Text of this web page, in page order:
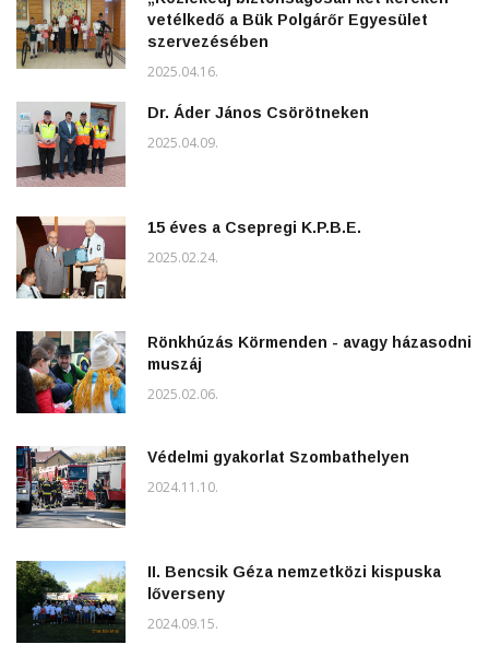
vetélkedő a Bük Polgárőr Egyesület
szervezésében
2025.04.16.
Dr. Áder János Csörötneken
2025.04.09.
15 éves a Csepregi K.P.B.E.
2025.02.24.
Rönkhúzás Körmenden - avagy házasodni
muszáj
2025.02.06.
Védelmi gyakorlat Szombathelyen
2024.11.10.
II. Bencsik Géza nemzetközi kispuska
lőverseny
2024.09.15.